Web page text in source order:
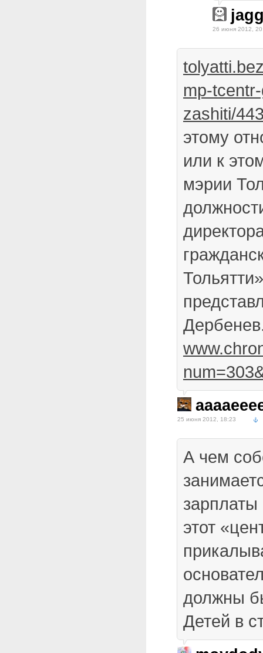
26 июня 2012,
mp-
zashiti/
этому
или к
мэрии
25 июня 2012, 18:23
А чем
зарплаты
этот
должны
Детей в